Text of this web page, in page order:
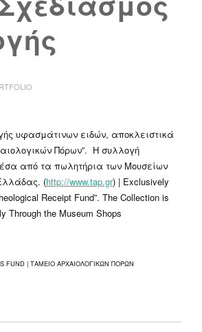
υφασμάτινων ειδών, αποκλειστικά
Πόρων”. Η συλλογή
από τα πωλητήρια των Μουσείων
(http://www.tap.gr) | Exclusively
Receipt Fund”. The Collection is
Through the Museum Shops
FUND | ΤΑΜΕΙΟ ΑΡΧΑΙΟΛΟΓΙΚΩΝ ΠΟΡΩΝ